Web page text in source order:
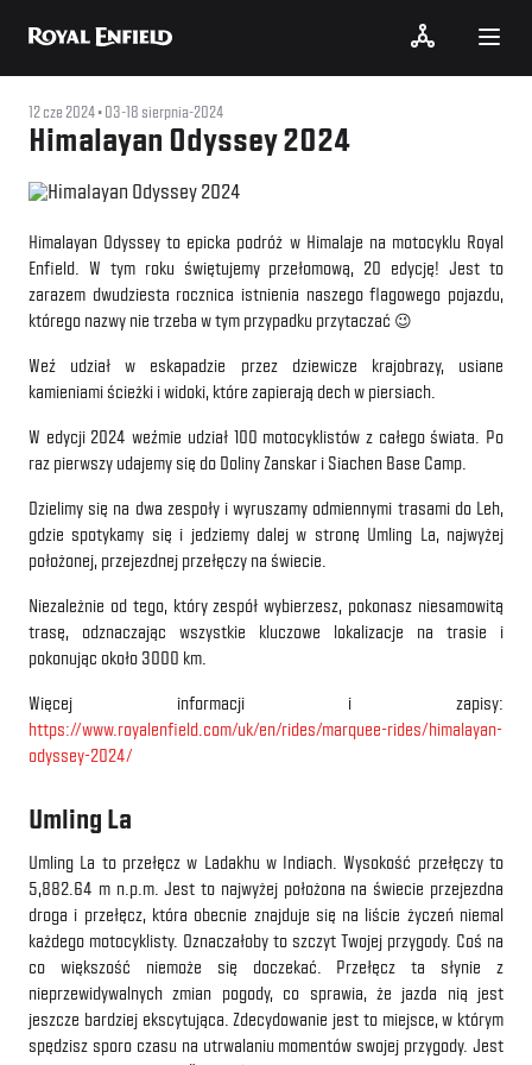
12 cze 2024 03-18 sierpnia-2024
Himalayan Odyssey 2024
Himalayan Odyssey to epicka podróż w Himalaje na motocyklu Royal
Enfield. W tym roku świętujemy przełomową, 20 edycję! Jest to
zarazem dwudziesta rocznica istnienia naszego flagowego pojazdu,
którego nazwy nie trzeba w tym przypadku przytaczać 😉
Weź udział w eskapadzie przez dziewicze krajobrazy, usiane
kamieniami ścieżki i widoki, które zapierają dech w piersiach.
W edycji 2024 weźmie udział 100 motocyklistów z całego świata. Po
raz pierwszy udajemy się do Doliny Zanskar i Siachen Base Camp.
Dzielimy się na dwa zespoły i wyruszamy odmiennymi trasami do Leh,
gdzie spotykamy się i jedziemy dalej w stronę Umling La, najwyżej
położonej, przejezdnej przełęczy na świecie.
Niezależnie od tego, który zespół wybierzesz, pokonasz niesamowitą
trasę, odznaczając wszystkie kluczowe lokalizacje na trasie i
pokonując około 3000 km.
Więcej informacji i zapisy:
https://www.royalenfield.com/uk/en/rides/marquee-rides/himalayan-
odyssey-2024/
Umling La
Umling La to przełęcz w Ladakhu w Indiach. Wysokość przełęczy to
5,882.64 m n.p.m. Jest to najwyżej położona na świecie przejezdna
droga i przełęcz, która obecnie znajduje się na liście życzeń niemal
każdego motocyklisty. Oznaczałoby to szczyt Twojej przygody. Coś na
co większość niemoże się doczekać. Przełęcz ta słynie z
nieprzewidywalnych zmian pogody, co sprawia, że ​​jazda nią jest
jeszcze bardziej ekscytująca. Zdecydowanie jest to miejsce, w którym
spędzisz sporo czasu na utrwalaniu momentów swojej przygody. Jest